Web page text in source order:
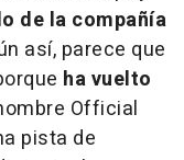
de la compañía
así, parece que
ha vuelto
Official
pista de